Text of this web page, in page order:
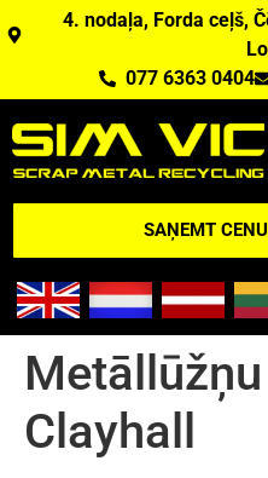
4. nodaļa, Forda ceļš,
077 6363 0404
SAŅEMT
Clayhall